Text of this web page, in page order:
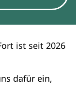
ist seit 2026
dafür ein,